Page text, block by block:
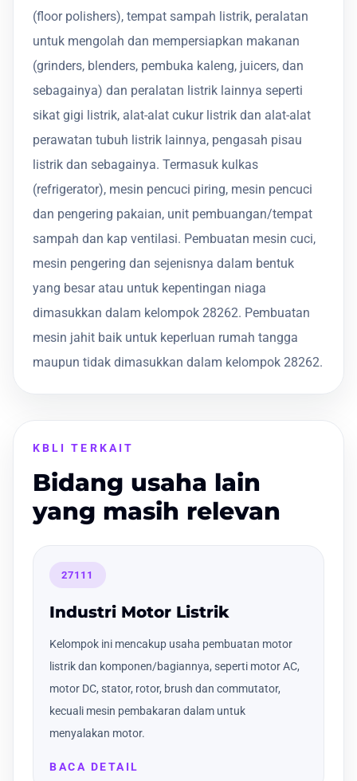
(floor polishers), tempat sampah listrik, peralatan
untuk mengolah dan mempersiapkan makanan
(grinders, blenders, pembuka kaleng, juicers, dan
sebagainya) dan peralatan listrik lainnya seperti
sikat gigi listrik, alat-alat cukur listrik dan alat-alat
perawatan tubuh listrik lainnya, pengasah pisau
listrik dan sebagainya. Termasuk kulkas
(refrigerator), mesin pencuci piring, mesin pencuci
dan pengering pakaian, unit pembuangan/tempat
sampah dan kap ventilasi. Pembuatan mesin cuci,
mesin pengering dan sejenisnya dalam bentuk
yang besar atau untuk kepentingan niaga
dimasukkan dalam kelompok 28262. Pembuatan
mesin jahit baik untuk keperluan rumah tangga
maupun tidak dimasukkan dalam kelompok 28262.
KBLI TERKAIT
Bidang usaha lain
yang masih relevan
27111
Industri Motor Listrik
Kelompok ini mencakup usaha pembuatan motor
listrik dan komponen/bagiannya, seperti motor AC,
motor DC, stator, rotor, brush dan commutator,
kecuali mesin pembakaran dalam untuk
menyalakan motor.
BACA DETAIL